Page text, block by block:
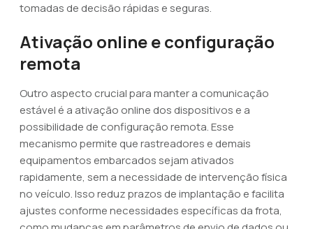
tomadas de decisão rápidas e seguras.
Ativação online e configuração
remota
Outro aspecto crucial para manter a comunicação
estável é a ativação online dos dispositivos e a
possibilidade de configuração remota. Esse
mecanismo permite que rastreadores e demais
equipamentos embarcados sejam ativados
rapidamente, sem a necessidade de intervenção física
no veículo. Isso reduz prazos de implantação e facilita
ajustes conforme necessidades específicas da frota,